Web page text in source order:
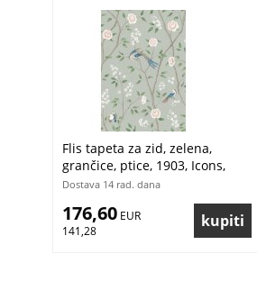
Flis tapeta za zid, zelena,
grančice, ptice, 1903, Icons,
Borastapeter | Ljepilo Gratis
Dostava 14 rad. dana
176,60 EUR
141,28